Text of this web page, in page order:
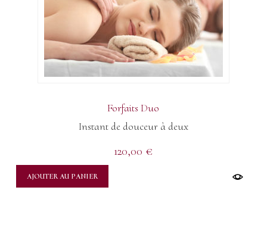
Forfaits Duo
Instant de douceur à deux
120,00 €
AJOUTER AU PANIER